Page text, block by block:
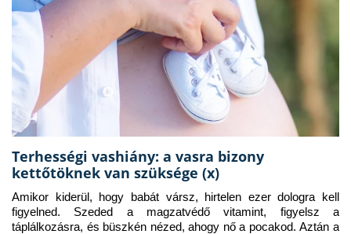
Terhességi vashiány: a vasra bizony
kettőtöknek van szüksége (x)
Amikor kiderül, hogy babát vársz, hirtelen ezer dologra kell
figyelned. Szeded a magzatvédő vitamint, figyelsz a
táplálkozásra, és büszkén nézed, ahogy nő a pocakod. Aztán a